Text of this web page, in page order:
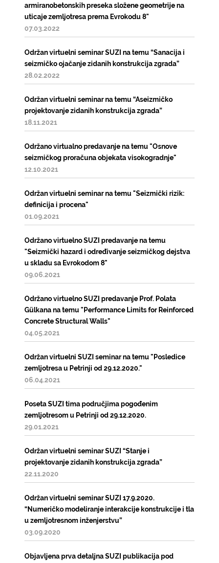
armiranobetonskih preseka složene geometrije na
uticaje zemljotresa prema Evrokodu 8"
07.03.2022
Održan virtuelni seminar SUZI na temu “Sanacija i
seizmičko ojačanje zidanih konstrukcija zgrada”
28.02.2022
Održan virtuelni seminar na temu “Aseizmičko
projektovanje zidanih konstrukcija zgrada”
18.11.2021
Održano virtualno predavanje na temu "Osnove
seizmičkog proračuna objekata visokogradnje"
12.10.2021
Održan virtuelni seminar na temu "Seizmički rizik:
definicija i procena"
01.09.2021
Održano virtuelno SUZI predavanje na temu
"Seizmički hazard i određivanje seizmičkog dejstva
u skladu sa Evrokodom 8"
09.06.2021
Održano virtuelno SUZI predavanje Prof. Polata
Gülkana na temu "Performance Limits for Reinforced
Concrete Structural Walls"
04.05.2021
Održan virtuelni SUZI seminar na temu "Posledice
zemljotresa u Petrinji od 29.12.2020."
06.04.2021
Poseta SUZI tima područjima pogođenim
zemljotresom u Petrinji od 29.12.2020.
29.01.2021
Održan virtuelni seminar SUZI “Stanje i
projektovanje zidanih konstrukcija zgrada”
22.11.2020
Održan virtuelni seminar SUZI 17.9.2020.
“Numeričko modeliranje interakcije konstrukcije i tla
u zemljotresnom inženjerstvu”
03.09.2020
Objavljena prva detaljna SUZI publikacija pod